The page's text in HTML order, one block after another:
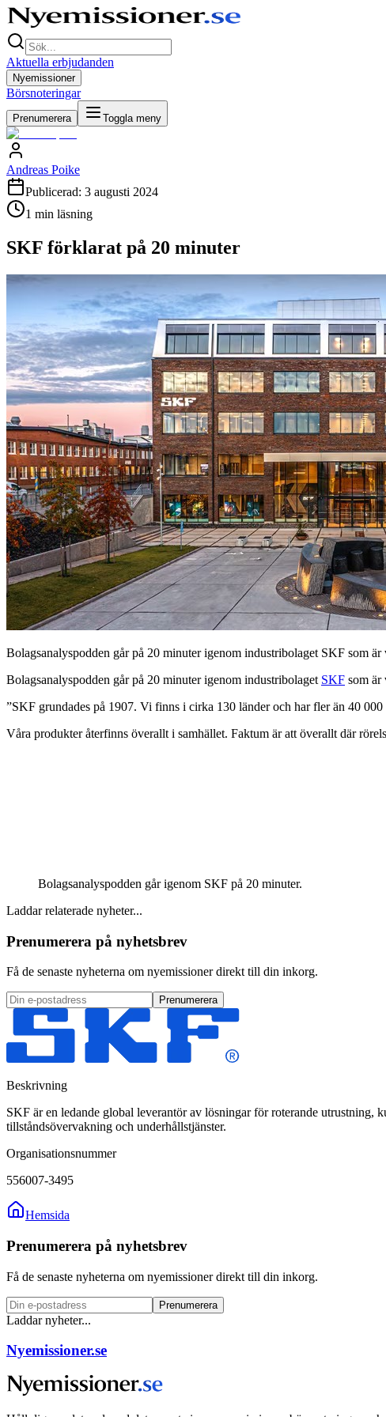
Aktuella erbjudanden
Nyemissioner
Börsnoteringar
Prenumerera Toggla meny
Andreas Poike
Publicerad: 3 augusti 2024
1 min läsning
SKF förklarat på 20 minuter
Bolagsanalyspodden går på 20 minuter igenom industribolaget SKF som
Bolagsanalyspodden går på 20 minuter igenom industribolaget SKF som är
”SKF grundades på 1907. Vi finns i cirka 130 länder och har fler än 40
Våra produkter återfinns överallt i samhället. Faktum är att överallt där
Bolagsanalyspodden går igenom SKF på 20 minuter.
Laddar relaterade nyheter...
Prenumerera på nyhetsbrev
Få de senaste nyheterna om nyemissioner direkt till din inkorg.
Prenumerera
Beskrivning
SKF är en ledande global leverantör av lösningar för roterande utrustning,
tillståndsövervakning och underhållstjänster.
Organisationsnummer
556007-3495
Hemsida
Prenumerera på nyhetsbrev
Få de senaste nyheterna om nyemissioner direkt till din inkorg.
Prenumerera
Laddar nyheter...
Nyemissioner.se